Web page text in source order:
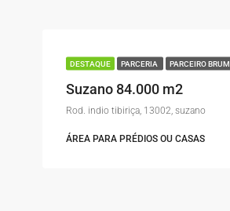
DESTAQUE PARCERIA PARCEIRO BRUM
Suzano 84.000 m2
Rod. indio tibiriça, 13002, suzano
ÁREA PARA PRÉDIOS OU CASAS